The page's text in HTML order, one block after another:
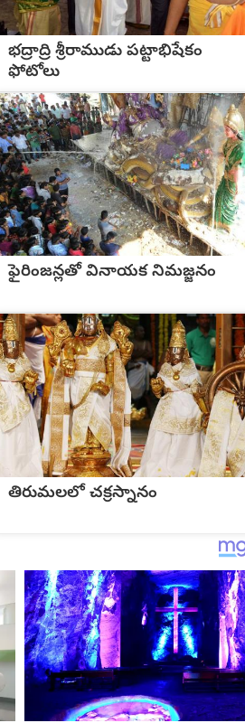
భద్రాద్రి శ్రీరాముడు పట్టాభిషేకం
ఫోటోలు
ఫైరింజన్లతో వినాయక నిమజ్జనం
తిరుమలలో చక్రస్నానం